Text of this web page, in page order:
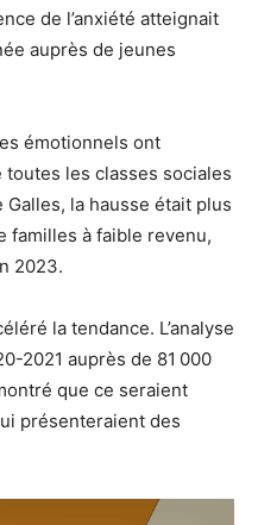
de l’anxiété atteignait
auprès de jeunes
émotionnels ont
les classes sociales
la hausse était plus
familles à faible revenu,
2023.
la tendance. L’analyse
2021 auprès de 81 000
que ce seraient
présenteraient des